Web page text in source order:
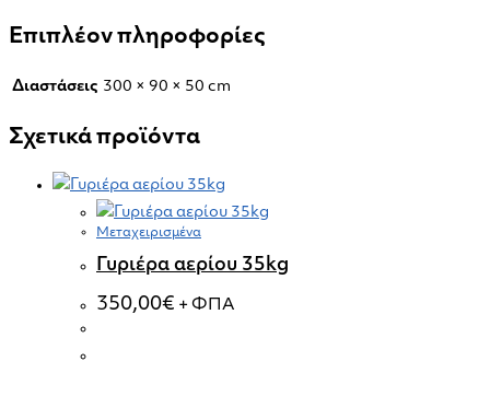
Επιπλέον πληροφορίες
Διαστάσεις 300 × 90 × 50 cm
Σχετικά προϊόντα
Μεταχειρισμένα
Γυριέρα αερίου 35kg
350,00€ + ΦΠΑ